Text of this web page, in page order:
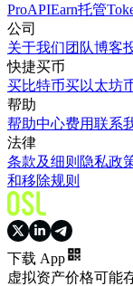
ProAPIEarn托管
公司
关于我们团队博客
快捷买币
买比特币买以太坊
帮助
帮助中心费用联系
法律
条款及细则 隐私政
和移除规则
下载 App
虚拟资产价格可能